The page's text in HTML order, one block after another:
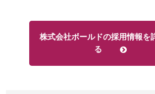
株式会社ボールドの採用情報を
る